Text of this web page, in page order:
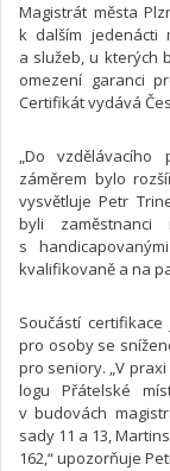
Magistrát města
k dalším jedenácti
a služeb, u kterých
omezení garanci
Certifikát vydává
„Do
záměrem bylo
vysvětluje Petr
byli zaměstnanci
s
kvalifikovaně a na
Součástí
pro osoby se
pro seniory. „V
logu Přátelské
v budovách
sady 11 a 13,
162,“ upozorňuje